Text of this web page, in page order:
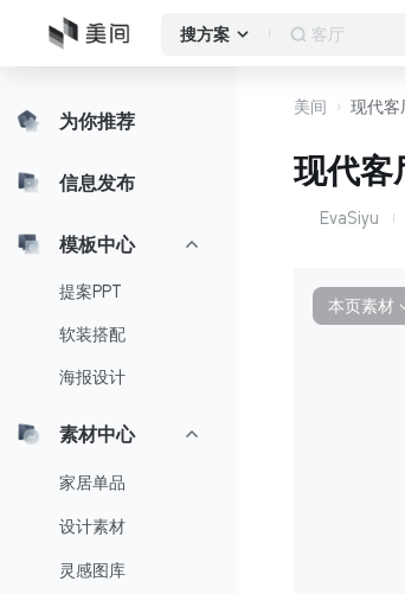
搜方案 客厅
为你推荐
信息发布
模板中心
提案PPT
软装搭配
海报设计
素材中心
家居单品
设计素材
灵感图库
美间 现代客
现代客
EvaSiyu
本页素材